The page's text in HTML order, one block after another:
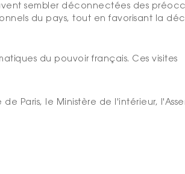
sembler déconnectées des
du pays, tout en favorisant la
du pouvoir français. Ces visites
Paris, le Ministère de l'intérieur,